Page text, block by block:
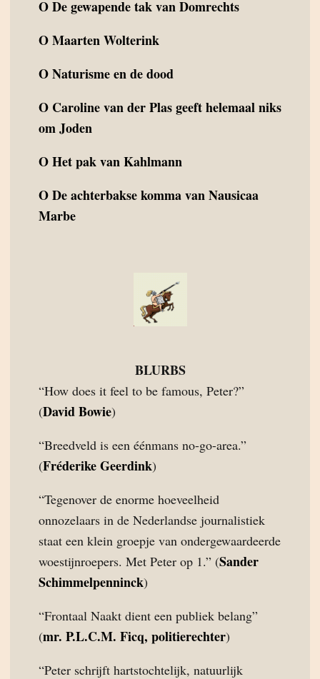
ODe gewapende tak van Domrechts
OMaarten Wolterink
ONaturisme en de dood
O Caroline van der Plas geeft helemaal niks
om Joden
OHet pak van Kahlmann
ODe achterbakse komma van Nausicaa
Marbe
BLURBS
“How does it feel to be famous, Peter?”
(David Bowie)
“Breedveld is een éénmans no-go-area.”
(Fréderike Geerdink)
“Tegenover de enorme hoeveelheid
onnozelaars in de Nederlandse journalistiek
staat een klein groepje van ondergewaardeerde
woestijnroepers. Met Peter op 1.” (Sander
Schimmelpenninck)
“Frontaal Naakt dient een publiek belang”
(mr. P.L.C.M. Ficq, politierechter)
“Peter schrijft hartstochtelijk, natuurlijk